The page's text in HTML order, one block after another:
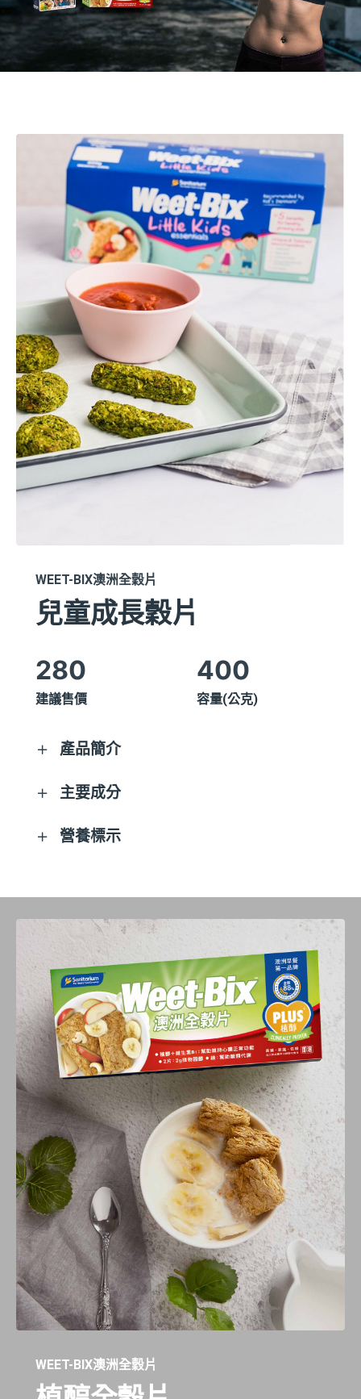
WEET-BIX澳洲全穀片
兒童成長穀片
280
建議售價
400
容量(公克)
產品簡介
94%國際營養師推薦適合兒童食用。
高鈣、高纖、高鐵、富含維生素B1、B2
主要成分
全榖(97%)(全麥、全黑麥、糙高粱)、蔗糖、
營養標示
本包裝含24份
每一份量16.5公克
本包裝含24份
每100公克
熱量 60.6大卡 367大卡
蛋白質 2.1公克 12.4公克
脂肪 0.3公克 1.8公克
飽和脂肪 0.07公克 0.4公克
反式脂肪 0公克 0公克
碳水化合物 12.4公克 81.4公克
糖 0.5公克 2.9公克
膳食纖維 2.1公克 12.4公克
鈉 2.0毫克 12毫克
維生素B1 0.14毫克 0.85毫克
維生素B2 0.22毫克 1.3毫克
維生素B6
WEET-BIX澳洲全穀片